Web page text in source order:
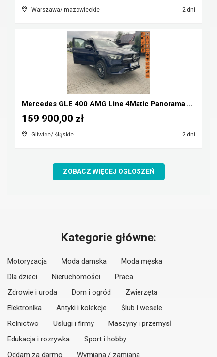
Warszawa/ mazowieckie 2 dni
Mercedes GLE 400 AMG Line 4Matic Panorama Pneumaty...
Gliwice/ śląskie 2 dni
159 900,00 zł
ZOBACZ WIĘCEJ OGŁOSZEŃ
Kategorie główne:
Motoryzacja Moda damska
Moda męska
Dla dzieci
Nieruchomości
Praca
Zdrowie i uroda
Dom i ogród
Zwierzęta
Elektronika
Antyki i kolekcje
Ślub i wesele
Rolnictwo
Usługi i firmy
Maszyny i przemysł
Edukacja i rozrywka
Sport i hobby
Oddam za darmo
Wymiana / zamiana